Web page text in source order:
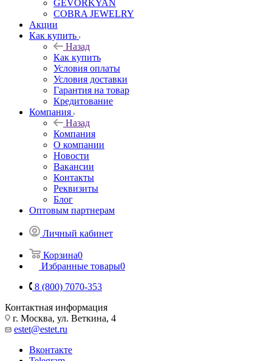
GEVORKYAN
COBRA JEWELRY
Акции
Как купить
Назад
Как купить
Условия оплаты
Условия доставки
Гарантия на товар
Кредитование
Компания
Назад
Компания
О компании
Новости
Вакансии
Контакты
Реквизиты
Блог
Оптовым партнерам
Личный кабинет
Корзина0
Избранные товары0
8 (800) 7070-353
Контактная информация
г. Москва, ул. Веткина, 4
estet@estet.ru
Вконтакте